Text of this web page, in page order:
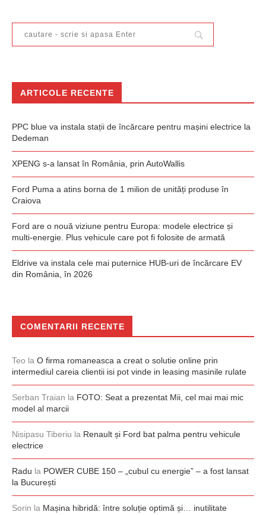
ARTICOLE RECENTE
PPC blue va instala stații de încărcare pentru mașini electrice la
Dedeman
XPENG s-a lansat în România, prin AutoWallis
Ford Puma a atins borna de 1 milion de unități produse în
Craiova
Ford are o nouă viziune pentru Europa: modele electrice și
multi-energie. Plus vehicule care pot fi folosite de armată
Eldrive va instala cele mai puternice HUB-uri de încărcare EV
din România, în 2026
COMENTARII RECENTE
Teo la O firma romaneasca a creat o solutie online prin
intermediul careia clientii isi pot vinde in leasing masinile rulate
Serban Traian la FOTO: Seat a prezentat Mii, cel mai mai mic
model al marcii
Nisipasu Tiberiu la Renault și Ford bat palma pentru vehicule
electrice
Radu la POWER CUBE 150 – „cubul cu energie” – a fost lansat
la București
Sorin la Mașina hibridă: între soluție optimă și… inutilitate